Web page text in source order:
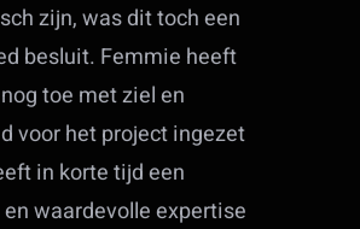
zijn, was dit toch een
besluit. Femmie heeft
toe met ziel en
voor het project ingezet
in korte tijd een
waardevolle expertise